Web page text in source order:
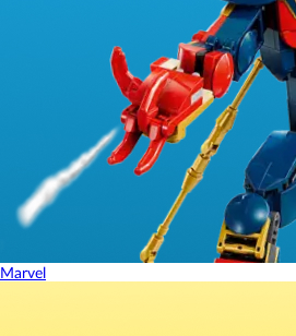
Marvel